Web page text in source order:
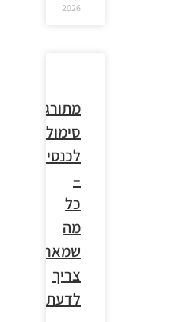
2026
מתורגמן
סימולטני
לכנסים
–
כל
מה
שמארגן
צריך
לדעת